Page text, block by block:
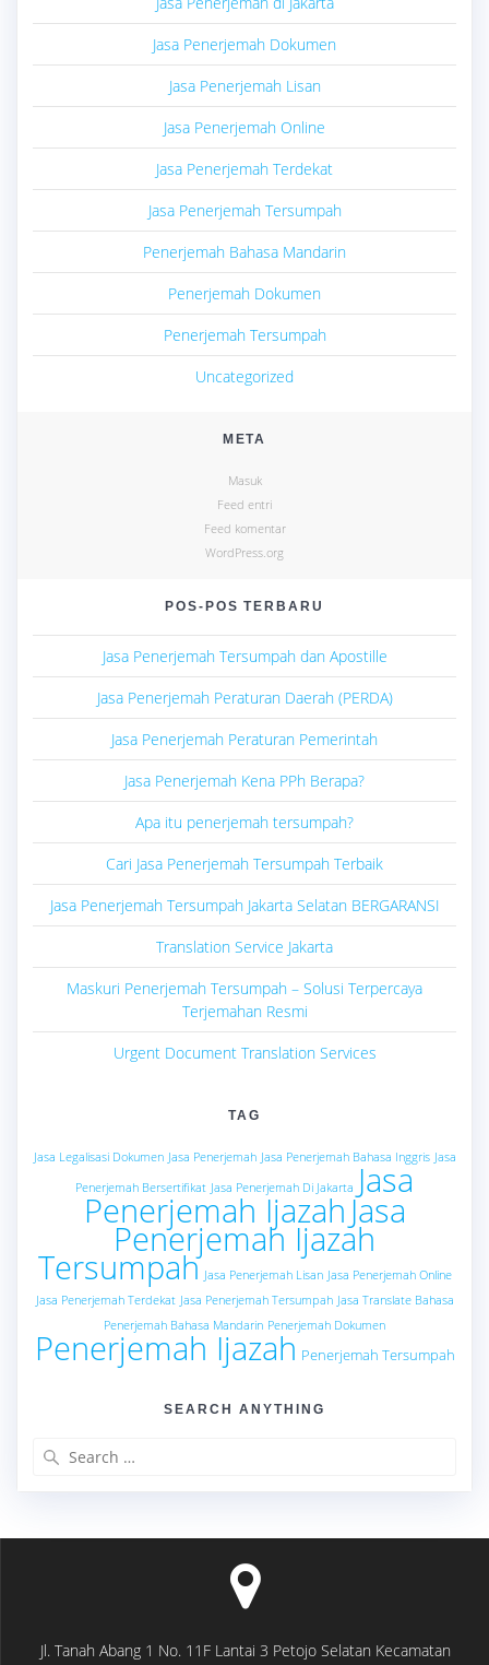
Jasa Penerjemah Dokumen
Jasa Penerjemah Lisan
Jasa Penerjemah Online
Jasa Penerjemah Terdekat
Jasa Penerjemah Tersumpah
Penerjemah Bahasa Mandarin
Penerjemah Dokumen
Penerjemah Tersumpah
Uncategorized
META
Masuk
Feed entri
Feed komentar
WordPress.org
POS-POS TERBARU
Jasa Penerjemah Tersumpah dan Apostille
Jasa Penerjemah Peraturan Daerah (PERDA)
Jasa Penerjemah Peraturan Pemerintah
Jasa Penerjemah Kena PPh Berapa?
Apa itu penerjemah tersumpah?
Cari Jasa Penerjemah Tersumpah Terbaik
Jasa Penerjemah Tersumpah Jakarta Selatan BERGARANSI
Translation Service Jakarta
Maskuri Penerjemah Tersumpah – Solusi Terpercaya
Terjemahan Resmi
Urgent Document Translation Services
TAG
Jasa Legalisasi Dokumen Jasa Penerjemah Jasa Penerjemah Bahasa Inggris Jasa
Penerjemah Bersertifikat Jasa Penerjemah Di Jakarta Jasa
Penerjemah Ijazah Jasa
Penerjemah Ijazah
Tersumpah Jasa Penerjemah Lisan Jasa Penerjemah Online
Jasa Penerjemah Terdekat Jasa Penerjemah Tersumpah Jasa Translate Bahasa
Penerjemah Bahasa Mandarin Penerjemah Dokumen
Penerjemah Ijazah Penerjemah Tersumpah
SEARCH ANYTHING
Jl. Tanah Abang 1 No. 11F Lantai 3 Petojo Selatan Kecamatan